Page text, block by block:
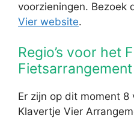
voorzieningen. Bezoek
Vier website.
Regio’s voor het
Er zijn op dit moment
Klavertje Vier